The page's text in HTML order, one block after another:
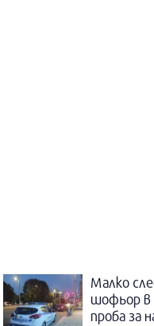
Малко
шофьор в
проба за